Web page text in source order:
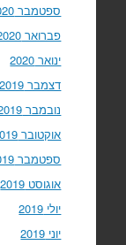
ספטמבר 2020
פברואר 2020
ינואר 2020
דצמבר 2019
נובמבר 2019
אוקטובר 2019
ספטמבר 2019
אוגוסט 2019
יולי 2019
יוני 2019